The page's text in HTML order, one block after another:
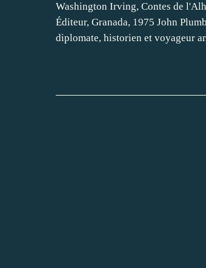
Washington Irving, Contes de
Éditeur, Granada, 1975 John
diplomate, historien et voyageur